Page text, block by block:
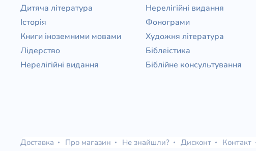
Дитяча література
Історія
Книги іноземними мовами
Лідерство
Нерелігійні видання
Нерелігійні видання
Фонограми
Художня література
Біблеістика
Біблійне консультування
Доставка Про магазин Не знайшли? Дисконт Контакт